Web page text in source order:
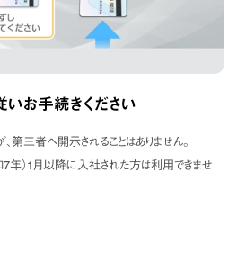
いお手続きください
第三者へ開示されることはありません。
年）1月以降に入社された方は利用できませ